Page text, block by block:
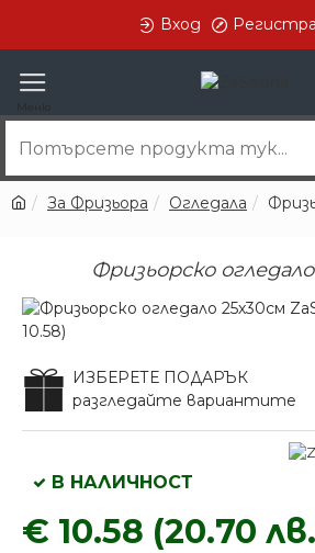
Вход
За Фризьора Огледала
Фризьорско
ИЗБЕРЕТЕ ПОДАРЪК
разгледайте вариантите
€ 10.58 (20.70
В НАЛИЧНОСТ